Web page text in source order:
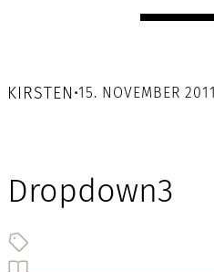
KIRSTEN•15. NOVEMBER 2011
Dropdown3